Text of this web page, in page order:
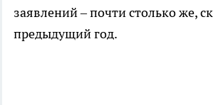
заявлений – почти столько же,
предыдущий год.